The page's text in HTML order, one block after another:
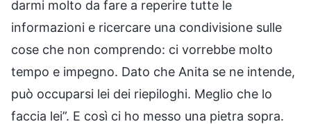
darmi molto da fare a reperire tutte le
informazioni e ricercare una condivisione sulle
cose che non comprendo: ci vorrebbe molto
tempo e impegno. Dato che Anita se ne intende,
può occuparsi lei dei riepiloghi. Meglio che lo
faccia lei”. E così ci ho messo una pietra sopra.